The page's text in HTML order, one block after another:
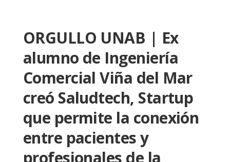
ORGULLO UNAB | Ex
alumno de Ingeniería
Comercial Viña del Mar
creó Saludtech, Startup
que permite la conexión
entre pacientes y
profesionales de la